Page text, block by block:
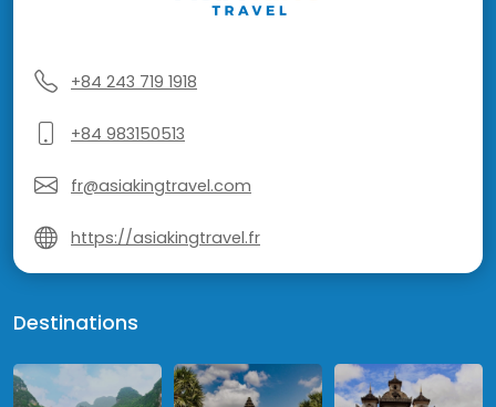
+84 243 719 1918
+84 983150513
fr@asiakingtravel.com
https://asiakingtravel.fr
Destinations